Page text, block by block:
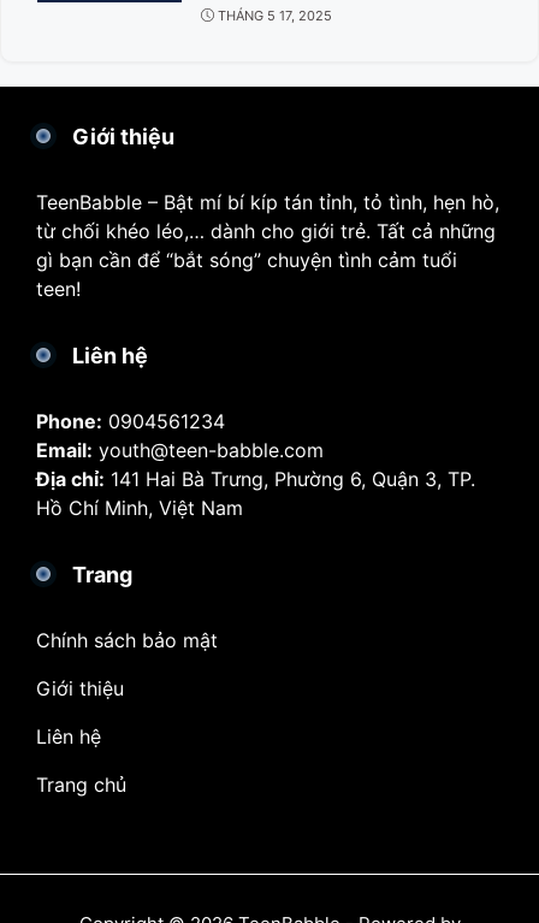
THÁNG 5 17, 2025
Giới thiệu
TeenBabble – Bật mí bí kíp tán tỉnh, tỏ tình, hẹn hò,
từ chối khéo léo,… dành cho giới trẻ. Tất cả những
gì bạn cần để “bắt sóng” chuyện tình cảm tuổi
teen!
Liên hệ
Phone: 0904561234
Email: youth@teen-babble.com
Địa chỉ: 141 Hai Bà Trưng, Phường 6, Quận 3, TP.
Hồ Chí Minh, Việt Nam
Trang
Chính sách bảo mật
Giới thiệu
Liên hệ
Trang chủ